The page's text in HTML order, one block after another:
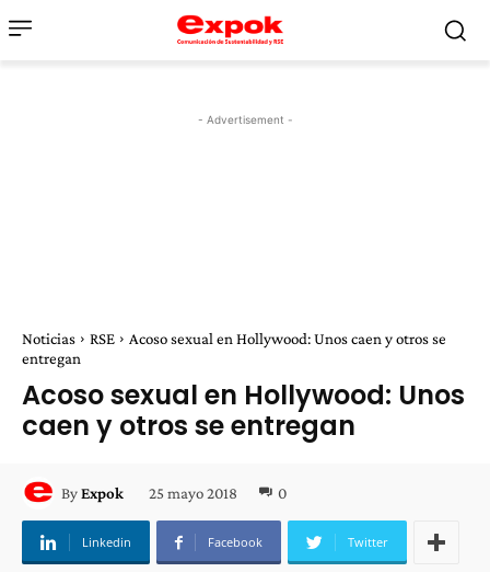
- Advertisement -
Noticias RSE
Acoso sexual en Hollywood: Unos caen y otros se
entregan
Acoso sexual en Hollywood: Unos
caen y otros se entregan
ByExpok 25 mayo 2018 0
Linkedin Facebook Twitter